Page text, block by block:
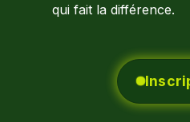
qui fait la différence.